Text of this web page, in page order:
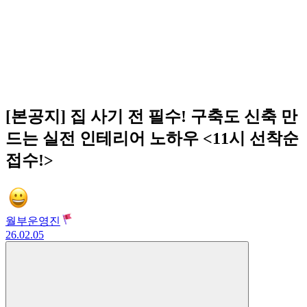
[본공지] 집 사기 전 필수! 구축도 신축 만
드는 실전 인테리어 노하우 <11시 선착순
접수!>
월부운영진
26.02.05